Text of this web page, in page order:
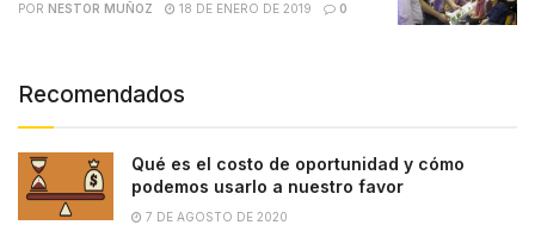
POR NESTOR MUÑOZ 18 DE ENERO DE 2019 0
Recomendados
Qué es el costo de oportunidad y cómo
podemos usarlo a nuestro favor
7 DE AGOSTO DE 2020